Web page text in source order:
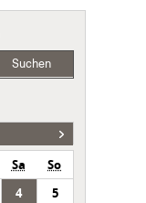
Suchen
Sa
So
4
5